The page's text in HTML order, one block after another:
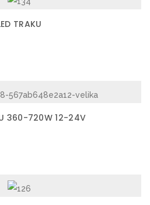
TRAKU
360-720W 12-24V